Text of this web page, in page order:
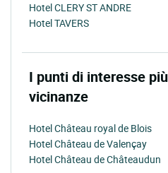
Hotel CLERY ST ANDRE
Hotel TAVERS
I punti di interesse
vicinanze
Hotel Château royal de Blois
Hotel Château de Valençay
Hotel Château de Châteaudun